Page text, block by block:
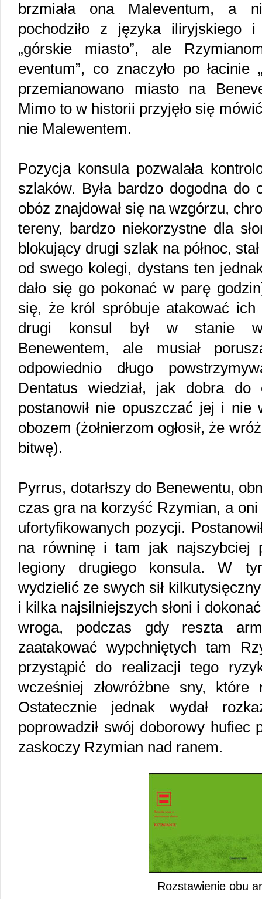
brzmiała ona Maleventum, a
pochodziło z języka iliryjskiego i
„górskie miasto”, ale
eventum”, co znaczyło po
przemianowano miasto na
Mimo to w historii przyjęło się
nie Malewentem.
Pozycja konsula pozwalała
szlaków. Była bardzo dogodna do
obóz znajdował się na wzgórzu,
tereny, bardzo niekorzystne dla
blokujący drugi szlak na północ,
od swego kolegi, dystans ten
dało się go pokonać w parę
się, że król spróbuje atakować
drugi konsul był w stanie
Benewentem, ale musiał
odpowiednio długo
Dentatus wiedział, jak dobra
postanowił nie opuszczać jej i nie
obozem (żołnierzom ogłosił, że
bitwę).
Pyrrus, dotarłszy do Benewentu,
czas gra na korzyść Rzymian, a
ufortyfikowanych pozycji.
na równinę i tam jak najszybciej
legiony drugiego konsula. W
wydzielić ze swych sił
i kilka najsilniejszych słoni i
wroga, podczas gdy reszta
zaatakować wypchniętych tam
przystąpić do realizacji tego
wcześniej złowróżbne sny, które
Ostatecznie jednak wydał
poprowadził swój doborowy
zaskoczy Rzymian nad ranem.
Rozstawienie obu